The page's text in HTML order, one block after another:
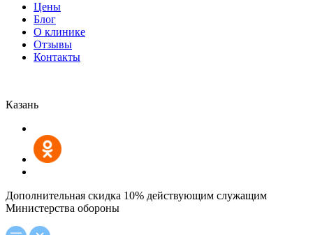
Цены
Блог
О клинике
Отзывы
Контакты
Казань
Дополнительная скидка 10% действующим служащим
Министерства обороны